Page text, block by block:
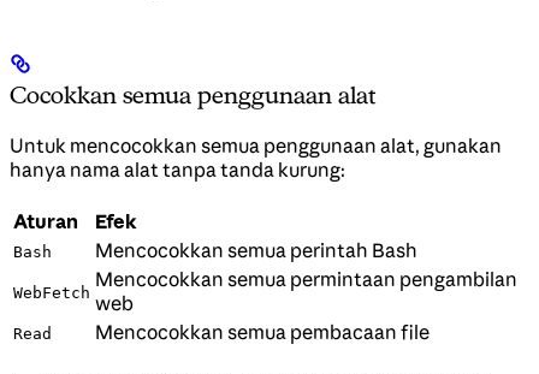
Cocokkan semua penggunaan alat
Untuk mencocokkan semua penggunaan alat, gunakan
hanya nama alat tanpa tanda kurung:
Aturan Efek
Bash Mencocokkan semua perintah Bash
WebFetch
Mencocokkan semua permintaan pengambilan
web
Read Mencocokkan semua pembacaan file